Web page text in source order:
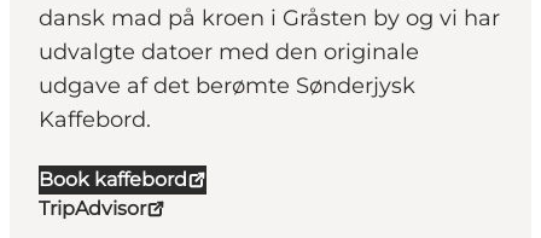
dansk mad på kroen i Gråsten by og vi har
udvalgte datoer med den originale
udgave af det berømte Sønderjysk
Kaffebord.
Book kaffebord
TripAdvisor